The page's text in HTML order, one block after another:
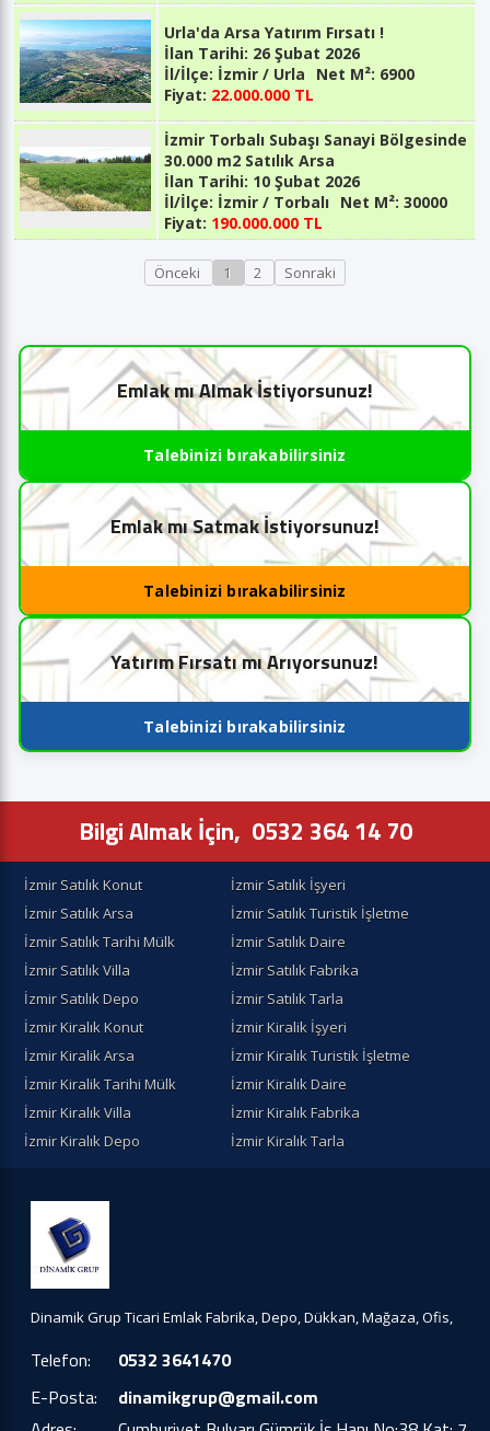
Urla'da Arsa Yatırım Fırsatı !
İlan Tarihi: 26 Şubat 2026
İl/İlçe: İzmir / Urla Net M²: 6900
Fiyat: 22.000.000 TL
İzmir Torbalı Subaşı Sanayi Bölgesinde
30.000 m2 Satılık Arsa
İlan Tarihi: 10 Şubat 2026
İl/İlçe: İzmir / Torbalı Net M²: 30000
Fiyat: 190.000.000 TL
Önceki 1 2 Sonraki
Emlak mı Almak İstiyorsunuz!
Talebinizi bırakabilirsiniz
Emlak mı Satmak İstiyorsunuz!
Talebinizi bırakabilirsiniz
Yatırım Fırsatı mı Arıyorsunuz!
Talebinizi bırakabilirsiniz
Bilgi Almak İçin, 0532 364 14 70
İzmir Satılık Konut
İzmir Satılık İşyeri
İzmir Satılık Arsa
İzmir Satılık Turistik İşletme
İzmir Satılık Tarihi Mülk
İzmir Satılık Daire
İzmir Satılık Villa
İzmir Satılık Fabrika
İzmir Satılık Depo
İzmir Satılık Tarla
İzmir Kiralık Konut
İzmir Kiralik İşyeri
İzmir Kiralik Arsa
İzmir Kiralık Turistik İşletme
İzmir Kiralik Tarihi Mülk
İzmir Kiralık Daire
İzmir Kiralık Villa
İzmir Kiralık Fabrika
İzmir Kiralık Depo
İzmir Kiralık Tarla
Dinamik Grup Ticari Emlak Fabrika, Depo, Dükkan, Mağaza, Ofis,
Telefon:
0532 3641470
E-Posta:
dinamikgrup@gmail.com